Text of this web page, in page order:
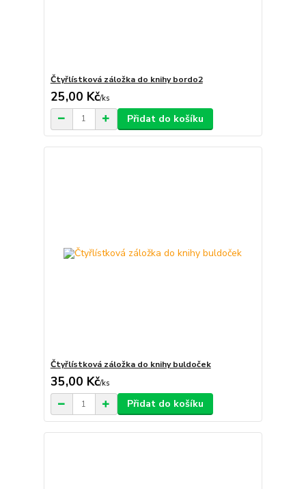
Čtyřlístková záložka do knihy bordo2
25,00 Kč/ks
Přidat do košíku
Čtyřlístková záložka do knihy buldoček
35,00 Kč/ks
Přidat do košíku